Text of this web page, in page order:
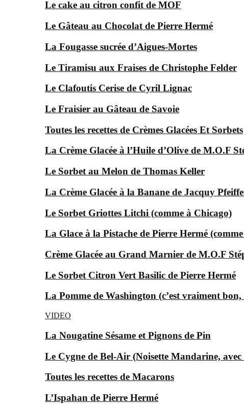
Le cake au citron confit de MOF
Le Gâteau au Chocolat de Pierre Hermé
La Fougasse sucrée d’Aigues-Mortes
Le Tiramisu aux Fraises de Christophe Felder
Le Clafoutis Cerise de Cyril Lignac
Le Fraisier au Gâteau de Savoie
Toutes les recettes de Crèmes Glacées Et Sorbets
La Crème Glacée à l’Huile d’Olive de M.O.F
Le Sorbet au Melon de Thomas Keller
La Crème Glacée à la Banane de Jacquy
Le Sorbet Griottes Litchi (comme à Chicago)
La Glace à la Pistache de Pierre Hermé
Crème Glacée au Grand Marnier de M.O.F
Le Sorbet Citron Vert Basilic de Pierre Hermé
La Pomme de Washington (c’est vraiment
VIDEO
La Nougatine Sésame et Pignons de Pin
Le Cygne de Bel-Air (Noisette Mandarine,
Toutes les recettes de Macarons
L’Ispahan de Pierre Hermé